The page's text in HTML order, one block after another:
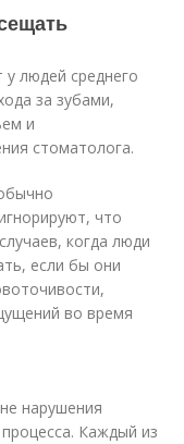
людей среднего
за зубами,
и
стоматолога.
что
когда люди
если бы они
во время
нарушения
Каждый из